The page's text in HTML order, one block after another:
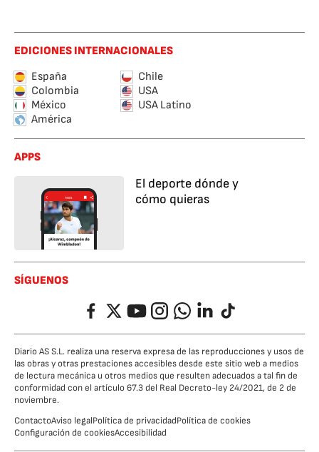
EDICIONES INTERNACIONALES
España
Chile
Colombia
USA
México
USA Latino
América
APPS
El deporte dónde y
cómo quieras
SÍGUENOS
FacebookTwitterYouTubeInstagramWhatsappLinkedIn
TikTok
Diario AS S.L. realiza una reserva expresa de las reproducciones y usos de
las obras y otras prestaciones accesibles desde este sitio web a medios
de lectura mecánica u otros medios que resulten adecuados a tal fin de
conformidad con el artículo 67.3 del Real Decreto-ley 24/2021, de 2 de
noviembre.
ContactoAviso legalPolítica de privacidadPolítica de cookies
Configuración de cookiesAccesibilidad